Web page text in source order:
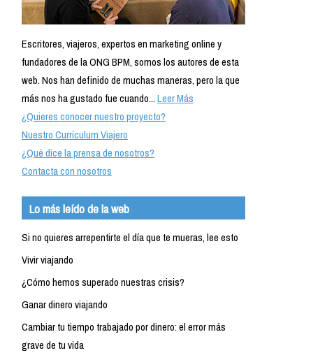
Escritores, viajeros, expertos en marketing online y
fundadores de la ONG BPM, somos los autores de esta
web. Nos han definido de muchas maneras, pero la que
más nos ha gustado fue cuando...Leer Más
¿Quieres conocer nuestro proyecto?
Nuestro Currículum Viajero
¿Qué dice la prensa de nosotros?
Contacta con nosotros
Lo más leído de la web
Si no quieres arrepentirte el día que te mueras, lee esto
Vivir viajando
¿Cómo hemos superado nuestras crisis?
Ganar dinero viajando
Cambiar tu tiempo trabajado por dinero: el error más
grave de tu vida